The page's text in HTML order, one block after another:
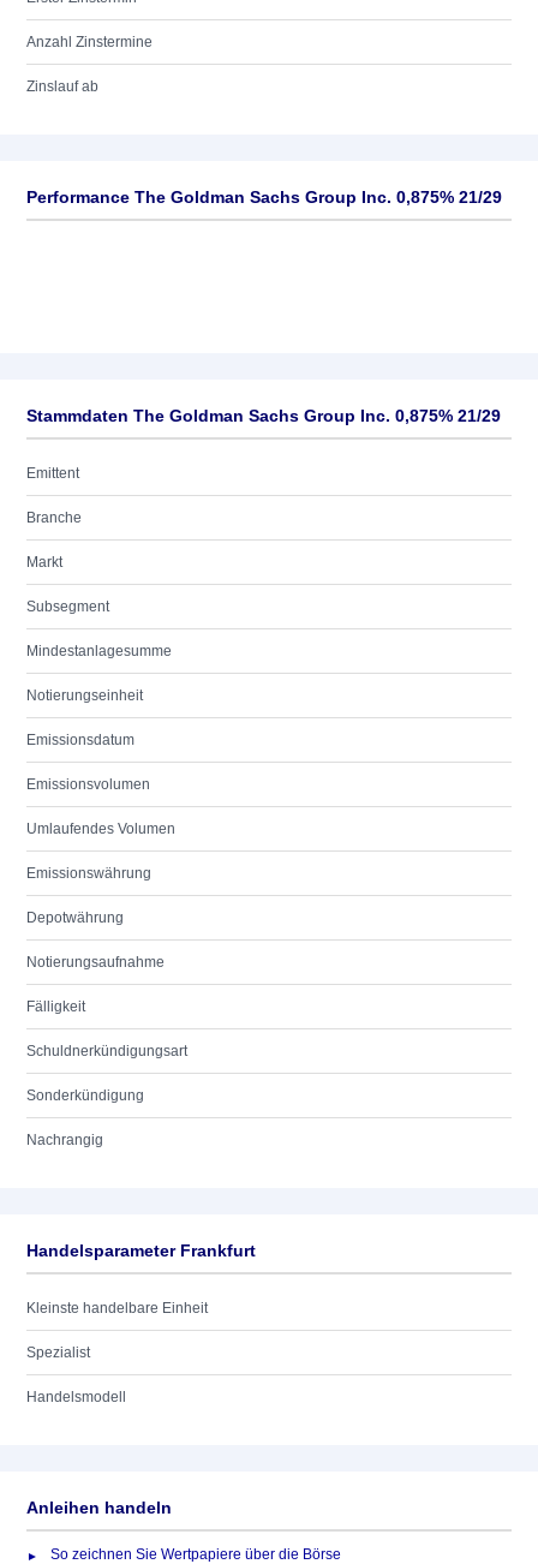
Anzahl Zinstermine
Zinslauf ab
Performance The Goldman Sachs Group Inc. 0,875% 21/29
Stammdaten The Goldman Sachs Group Inc. 0,875% 21/29
Emittent
Branche
Markt
Subsegment
Mindestanlagesumme
Notierungseinheit
Emissionsdatum
Emissionsvolumen
Umlaufendes Volumen
Emissionswährung
Depotwährung
Notierungsaufnahme
Fälligkeit
Schuldnerkündigungsart
Sonderkündigung
Nachrangig
Handelsparameter Frankfurt
Kleinste handelbare Einheit
Spezialist
Handelsmodell
Anleihen handeln
So zeichnen Sie Wertpapiere über die Börse